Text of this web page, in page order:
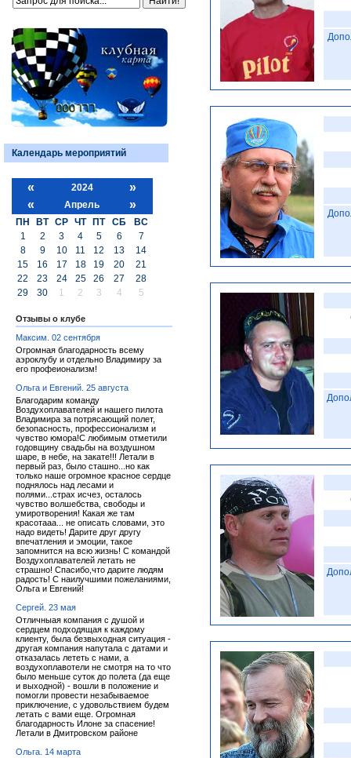
Календарь мероприятий
« 2024
»
«
Апрель »
ПН ВТ СР ЧТ ПТ СБ
ВС
1
2 3 4 5 6
7
8
9 10 11 12 13
14
15
16 17 18 19 20
21
22
23 24 25 26 27
28
29
30 1 2 3 4 5
Отзывы о клубе
Максим. 02 сентября
Огромная благодарность всему
аэроклубу и отдельно Владимиру за
его профеионализм!
Ольга и Евгений. 25 августа
Благодарим команду
Воздухоплавателей и нашего пилота
Владимира за потрясающий полет,
безопасность, профессионализм и
чувство юмора!С любимым отметили
годовщину свадьбы на воздушном
шаре, в небе, на закате!!! Летали в
первый раз, было сташно...но как
только наше огромное красное сердце
поднялось над лесами и
полями...страх исчез, осталось
чувство волшебства, свободы и
умиротворения! Какая же там
красотааа... не описать словами, это
надо видеть! Дарите друг другу
впечатления и эмоции, такое
запомнится на всю жизнь! С командой
Воздухоплавателей летать не
страшно! Спасибо,что дарите людям
радость! С наилучшими пожеланиями,
Ольга и Евгений!
Сергей. 23 мая
Отличныая компания с душой и
сердцем подходящая к каждому
клиенту, была безвыходная ситуация -
другая компания напутала с датами и
отказалась лететь с нами, а
воздухоплавотели не смотря на то что
было меньше суток до полета (да еще
и выходной) - вошли в положение и
помогли провести незабываемое
приключение, с удовольствием будем
летать с вами еще. Огромная
благодарность Илоне за спасение!
Летали в Дмитровском районе
Ольга. 14 марта